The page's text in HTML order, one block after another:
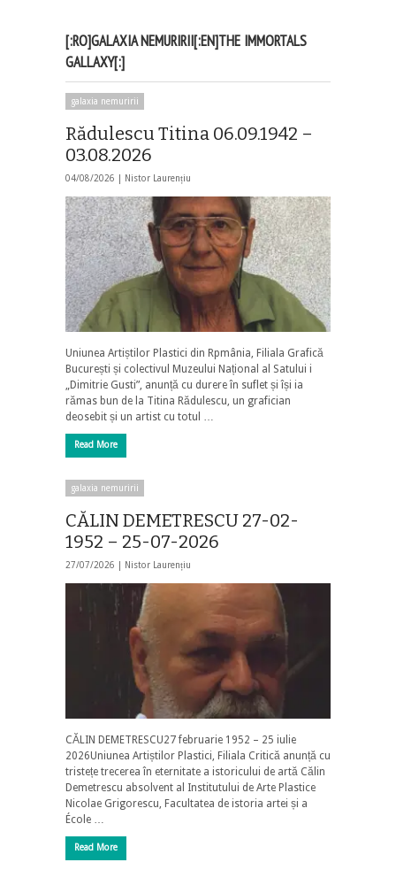
[:RO]GALAXIA NEMURIRII[:EN]THE IMMORTALS
GALLAXY[:]
galaxia nemuririi
Rădulescu Titina 06.09.1942 –
03.08.2026
04/08/2026 | Nistor Laurențiu
Uniunea Artiștilor Plastici din Rpmânia, Filiala Grafică
București și colectivul Muzeului Național al Satului i
„Dimitrie Gusti”, anunță cu durere în suflet și își ia
rămas bun de la Titina Rădulescu, un grafician
deosebit și un artist cu totul …
Read More
galaxia nemuririi
CĂLIN DEMETRESCU 27-02-
1952 – 25-07-2026
27/07/2026 | Nistor Laurențiu
CĂLIN DEMETRESCU27 februarie 1952 – 25 iulie
2026Uniunea Artiștilor Plastici, Filiala Critică anunță cu
tristețe trecerea în eternitate a istoricului de artă Călin
Demetrescu absolvent al Institutului de Arte Plastice
Nicolae Grigorescu, Facultatea de istoria artei și a
École …
Read More